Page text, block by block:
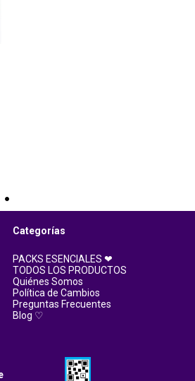
Categorías
PACKS ESENCIALES ❤
TODOS LOS PRODUCTOS
Quiénes Somos
Política de Cambios
Preguntas Frecuentes
Blog ♡